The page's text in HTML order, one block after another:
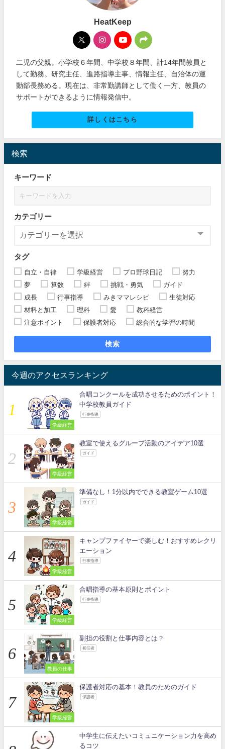
HeatKeep
二児の父親。小学校６年間、中学校８年間、計14年間教員と
して勤務。研究主任、進路指導主事、情報主任、自治体の運
動部長務める。現在は、非常勤講師として働く一方、教員の
サポートができるように情報発信中。
詳しくはこちら
検索
キーワード
カテゴリー
タグ
自立・自律 学級経営 プロ野球日記
努力
夢
算数 絆 挑戦・勇気
ガイド
成長
行事指導 みきママレシピ
生徒対応
材料と加工
理科 愛
教科経営
注意ポイント
保護者対応 総合的な学習の時間
検索
今週のアクセスランキング
学級経営
合唱コンクールを成功させるためのポイント！
中学校教員ガイド
行事指導
学級経営
教室で使えるグループ活動のアイデア10選
ガイド
学級経営
準備なし！1分以内でできる教室ゲーム10選
ガイド
学級経営
キャンプファイヤーで楽しむ！おすすめレクリ
エーション
行事指導
学級経営
合唱指導の基本原則とポイント
行事指導
教員の仕事
副担の役割と仕事内容とは？
初任者
学級経営
保護者対応の基本！教員のためのガイド
保護者
中学生に伝えたいコミュニケーション力を高め
るコツ